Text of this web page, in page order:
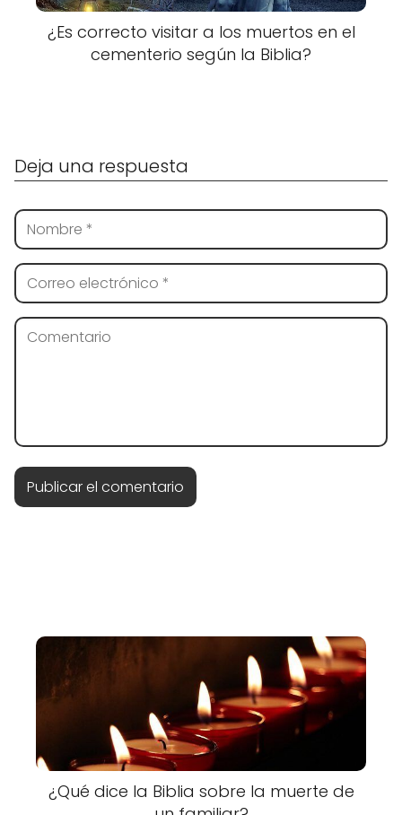
¿Es correcto visitar a los muertos en el
cementerio según la Biblia?
Deja una respuesta
¿Qué dice la Biblia sobre la muerte de